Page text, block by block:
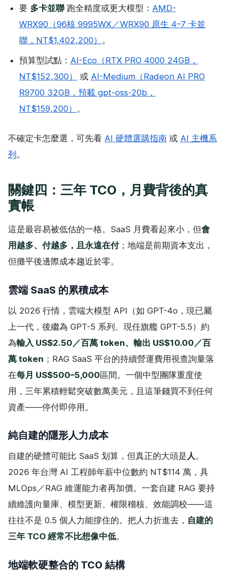
要 多卡並聯跑全精度或更大模型： AMD-
WRX90（96核 9995WX／WRX90 原生 4–7 卡並
聯，NT$1,402,200） 。
預算型試點： AI-Eco（RTX PRO 4000 24GB，
NT$152,300）
或 AI-Medium（Radeon AI PRO
R9700 32GB，預載 gpt-oss-20b，
NT$159,200） 。
不確定卡怎麼選，可先看 AI 硬體選購指南 或 AI 主機系
列 。
關鍵四：三年 TCO，月費背後的真
實帳
這是最容易被低估的一格。SaaS 月費看起來小，但會
用越多、付越多，且永遠在付；地端是前期資本支出，
但攤平後邊際成本趨近於零。
雲端 SaaS 的累積成本
以 2026 行情，雲端大模型 API（如 GPT-4o，現已屬
上一代，後繼為 GPT-5 系列、現任旗艦 GPT-5.5）約
為輸入 US$2.50／百萬 token、輸出 US$10.00／百
萬 token ；RAG SaaS 平台的持續營運費用視查詢量落
在每月 US$500–5,000區間。一個中型團隊重度使
用，三年累積輕鬆突破數萬美元，且這筆錢買不到任何
資產——停付即停用。
純自建的隱形人力成本
自建的硬體可能比 SaaS 划算，但真正的大頭是人。
2026 年台灣 AI 工程師年薪中位數約 NT$114 萬，具
MLOps／RAG 維運能力者再加價。一套自建 RAG 要持
續維護向量庫、模型更新、權限稽核、效能調校——這
往往不是 0.5 個人力能撐住的。把人力折進去， 自建的
三年 TCO 經常不比想像中低。
地端軟硬整合的 TCO 結構